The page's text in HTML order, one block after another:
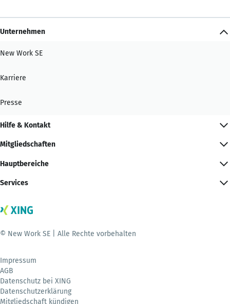
Unternehmen
New Work SE
Karriere
Presse
Hilfe & Kontakt
Mitgliedschaften
Hauptbereiche
Services
© New Work SE | Alle Rechte vorbehalten
Impressum
AGB
Datenschutz bei XING
Datenschutzerklärung
Mitgliedschaft kündigen